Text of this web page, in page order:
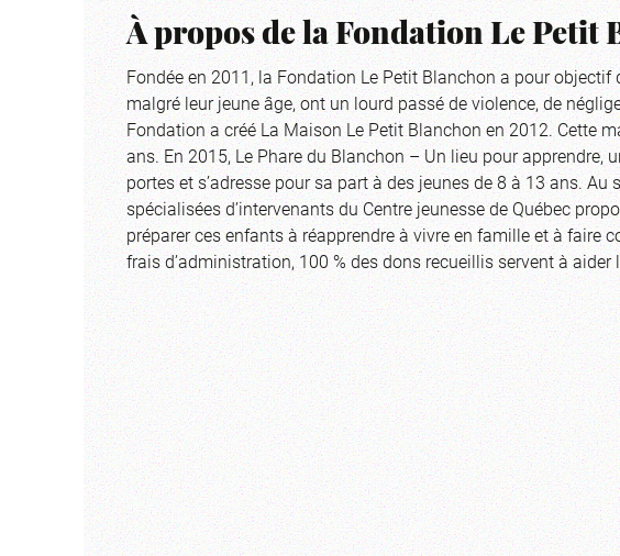
À propos de la Fondation Le Petit
Fondée en 2011, la Fondation Le Petit Blanchon a pour objectif
malgré leur jeune âge, ont un lourd passé de violence, de
Fondation a créé La Maison Le Petit Blanchon en 2012. Cette
ans. En 2015, Le Phare du Blanchon – Un lieu pour apprendre,
portes et s’adresse pour sa part à des jeunes de 8 à 13 ans.
spécialisées d’intervenants du Centre jeunesse de Québec
préparer ces enfants à réapprendre à vivre en famille et à faire
frais d’administration, 100 % des dons recueillis servent à aider